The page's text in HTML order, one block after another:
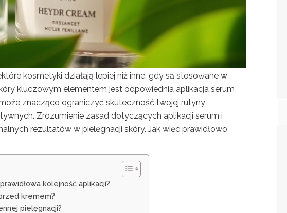
kosmetyki działają lepiej niż inne, gdy są stosowane w
kluczowym elementem jest odpowiednia aplikacja serum
znacząco ograniczyć skuteczność twojej rutyny
Zrozumienie zasad dotyczących aplikacji serum i
rezultatów w pielęgnacji skóry. Jak więc prawidłowo
kolejność aplikacji?
kremem?
pielęgnacji?